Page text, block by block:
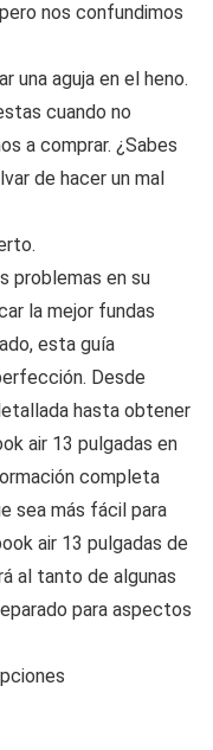
nos confundimos
una aguja en el heno.
cuando no
a comprar. ¿Sabes
de hacer un mal
problemas en su
la mejor fundas
esta guía
Desde
hasta obtener
air 13 pulgadas en
completa
sea más fácil para
air 13 pulgadas de
al tanto de algunas
para aspectos